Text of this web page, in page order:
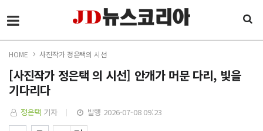
HOME 사진작가 정은택의 시선
[사진작가 정은택 의 시선] 안개가 머문 다리, 빛을
기다리다
정은택 기자 발행 2026-07-08 09:23